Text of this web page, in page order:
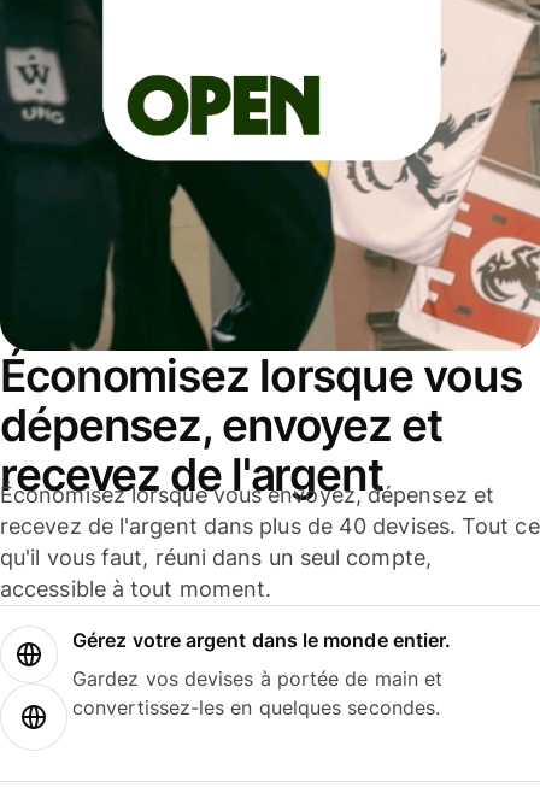
Économisez lorsque vous
dépensez, envoyez et
recevez de l'argent
Économisez lorsque vous envoyez, dépensez et
recevez de l'argent dans plus de 40 devises. Tout ce
qu'il vous faut, réuni dans un seul compte,
accessible à tout moment.
Gérez votre argent dans le monde entier.
Gardez vos devises à portée de main et
convertissez-les en quelques secondes.